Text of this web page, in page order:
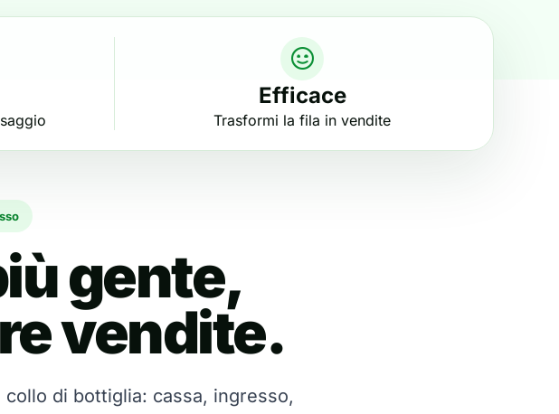
Efficace
Trasformi la fila in vendite
gente,
vendite.
di bottiglia: cassa, ingresso,